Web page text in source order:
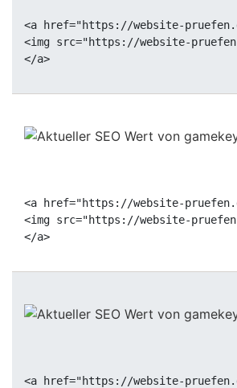
<a href="https://website-
<img src="https://website-
<a href="https://website-
<img src="https://website-
<a href="https://website-